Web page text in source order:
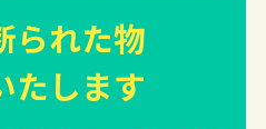
られた物
たします